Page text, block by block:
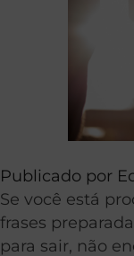
Publicado por
Se você está
frases
para sair, não